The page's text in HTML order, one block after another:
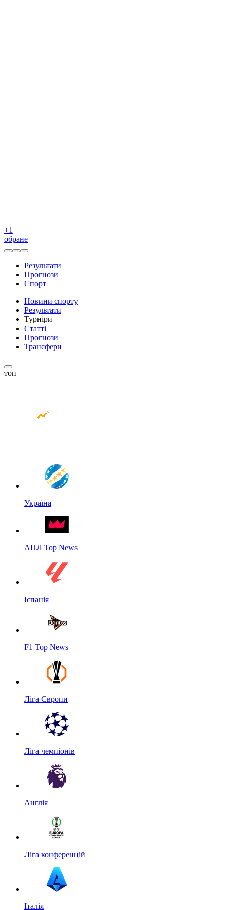
+1
обране
Результати
Прогнози
Спорт
Новини спорту
Результати
Турніри
Статті
Прогнози
Трансфери
топ
Україна
АПЛ Top News
Іспанія
F1 Top News
Ліга Європи
Ліга чемпіонів
Англія
Ліга конференцій
Італія